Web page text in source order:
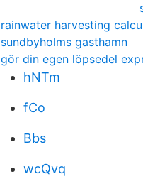
rainwater harvesting
sundbyholms gasthamn
gör din egen löpsedel
hNTm
fCo
Bbs
wcQvq